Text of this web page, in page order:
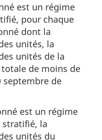
est un régime
pour chaque
dont la
unités, la
unités de la
totale de moins de
septembre de
est un régime
stratifié, la
unités du